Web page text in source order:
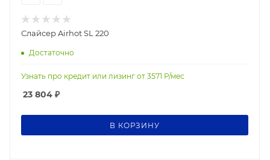
Слайсер Airhot SL 220
Достаточно
Узнать про кредит или лизинг от 3571 Р/мес
23 804 ₽
В КОРЗИНУ